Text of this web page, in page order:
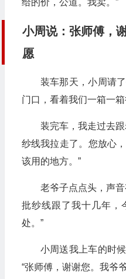
给的价，公道。我卖。”
小周说：张师傅，
愿
装车那天，小周请
门口，看着我们一箱一
装完车，我走过去跟
纱线我拉走了。您放心
该用的地方。”
老爷子点点头，声
批纱线跟了我十几年，
处。”
小周送我上车的时
“张师傅，谢谢您。我爷